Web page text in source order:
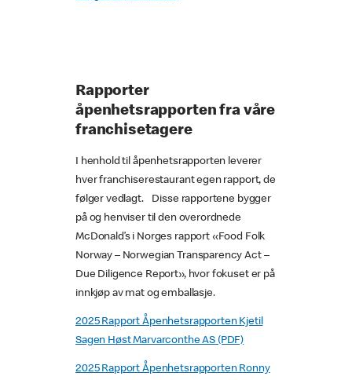
Rapporter
åpenhetsrapporten fra våre
franchisetagere
I henhold til åpenhetsrapporten leverer
hver franchiserestaurant egen rapport, de
følger vedlagt. Disse rapportene bygger
på og henviser til den overordnede
McDonald’s i Norges rapport «Food Folk
Norway – Norwegian Transparency Act –
Due Diligence Report», hvor fokuset er på
innkjøp av mat og emballasje.
2025 Rapport Åpenhetsrapporten Kjetil
Sagen Høst Marvarconthe AS (PDF)
2025 Rapport Åpenhetsrapporten Ronny